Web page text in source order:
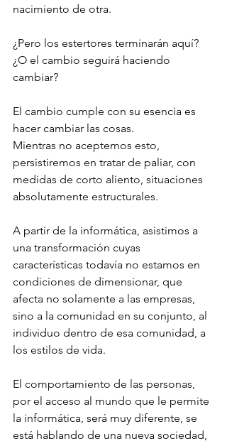
nacimiento de otra.
¿Pero los estertores terminarán aquí?
¿O el cambio seguirá haciendo
cambiar?
El cambio cumple con su esencia es
hacer cambiar las cosas.
Mientras no aceptemos esto,
persistiremos en tratar de paliar, con
medidas de corto aliento, situaciones
absolutamente estructurales.
A partir de la informática, asistimos a
una transformación cuyas
características todavía no estamos en
condiciones de dimensionar, que
afecta no solamente a las empresas,
sino a la comunidad en su conjunto, al
individuo dentro de esa comunidad, a
los estilos de vida.
El comportamiento de las personas,
por el acceso al mundo que le permite
la informática, será muy diferente, se
está hablando de una nueva sociedad,